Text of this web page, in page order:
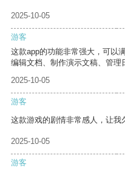
2025-10-05
游客
这款app的功能非常强大，可以
编辑文档、制作演示文稿、管理
2025-10-05
游客
这款游戏的剧情非常感人，让我
2025-10-05
游客